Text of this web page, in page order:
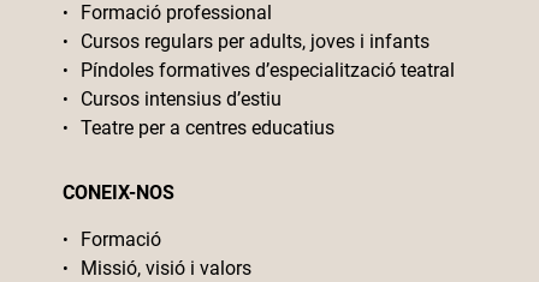
Formació professional
Cursos regulars per adults, joves i infants
Píndoles formatives d’especialització teatral
Cursos intensius d’estiu
Teatre per a centres educatius
CONEIX-NOS
Formació
Missió, visió i valors